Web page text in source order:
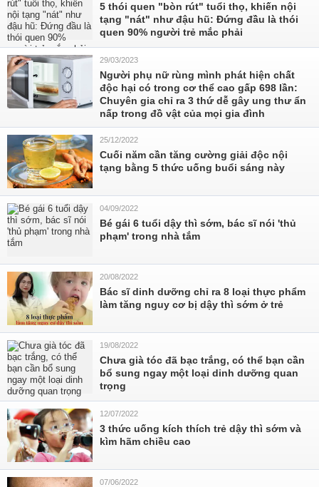
5 thói quen "bòn rút" tuổi thọ, khiến nội
tạng "nát" như đậu hũ: Đứng đầu là thói
quen 90% người trẻ mắc phải
29/03/2023
Người phụ nữ rùng mình phát hiện chất
độc hại có trong cơ thể cao gấp 698 lần:
Chuyên gia chỉ ra 3 thứ dễ gây ung thư ẩn
nấp trong đồ vật của mọi gia đình
25/12/2022
Cuối năm cần tăng cường giải độc nội
tạng bằng 5 thức uống buổi sáng này
04/09/2022
Bé gái 6 tuổi dậy thì sớm, bác sĩ nói 'thủ
phạm' trong nhà tắm
20/08/2022
Bác sĩ dinh dưỡng chỉ ra 8 loại thực phẩm
làm tăng nguy cơ bị dậy thì sớm ở trẻ
19/08/2022
Chưa già tóc đã bạc trắng, có thể bạn cần
bổ sung ngay một loại dinh dưỡng quan
trọng
12/07/2022
3 thức uống kích thích trẻ dậy thì sớm và
kìm hãm chiều cao
07/06/2022